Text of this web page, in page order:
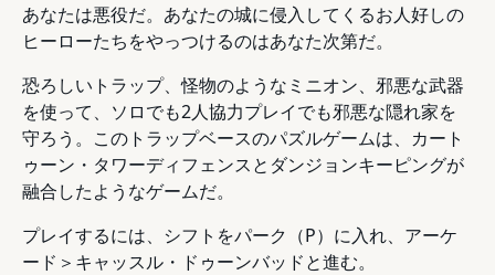
あなたは悪役だ。あなたの城に侵入してくるお人好しの
ヒーローたちをやっつけるのはあなた次第だ。
恐ろしいトラップ、怪物のようなミニオン、邪悪な武器
を使って、ソロでも2人協力プレイでも邪悪な隠れ家を
守ろう。このトラップベースのパズルゲームは、カート
ゥーン・タワーディフェンスとダンジョンキーピングが
融合したようなゲームだ。
プレイするには、シフトをパーク（P）に入れ、アーケ
ード＞キャッスル・ドゥーンバッドと進む。